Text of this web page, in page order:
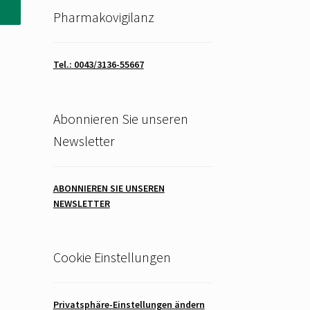
Pharmakovigilanz
Tel.: 0043/3136-55667
Abonnieren Sie unseren
Newsletter
ABONNIEREN SIE UNSEREN
NEWSLETTER
Cookie Einstellungen
Privatsphäre-Einstellungen ändern